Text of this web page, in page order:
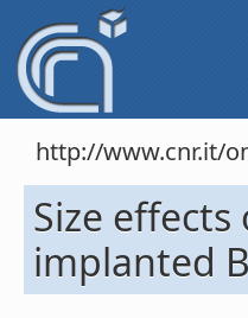
http://www.cnr.it/
Size
implanted